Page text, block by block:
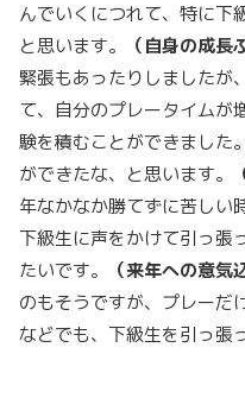
んでいくにつれて、特に下
と思います。
（自身の成長
緊張もあったりしましたが
て、自分のプレータイムが
験を積むことができました
ができたな、と思います。
年なかなか勝てずに苦しい
下級生に声をかけて引っ張
たいです。
（来年への意気
のもそうですが、プレーだ
などでも、下級生を引っ張